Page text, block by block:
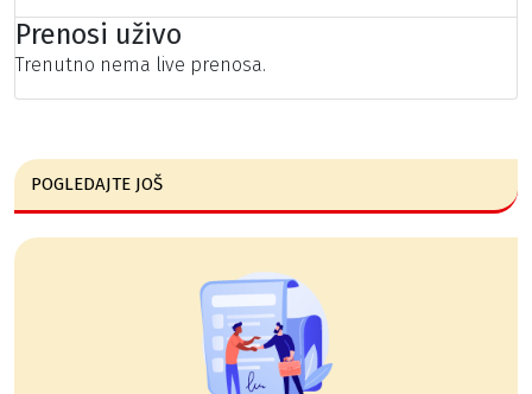
Prenosi uživo
Trenutno nema live prenosa.
POGLEDAJTE JOŠ